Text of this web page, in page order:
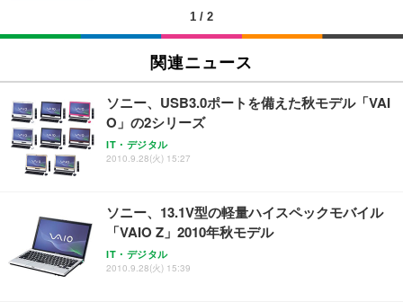
SIHOO B100 オフィスチェア／デスクチェア メッシ
ュチェア 人間工学 疲れない ブラック
￥27,999
ワーク チェア 強化バックレスト 30度ロッキング機
能 人間工学 椅子 腰サポート 90度跳ね上げ式アーム
務用 おしゃれ パソコンチェア (ブラック)
Sezlife オフィスチェア デスクチェア 疲れない テレ
ワーク チェア 強化バックレスト 30度ロッキング機
能 人間工学 椅子 腰サポート 90度跳ね上げ式アーム
EIZO ビジネス向けプレミアムモニター | FlexScan
￥109,572
【純正品】27"ゲーミングモニター DualSense 充電
フック付き（CFI-ZDM1J）
【整備済み品】Dell E2724HS 27インチ 液晶モニタ
ー フルHD（1920×1080）VA 非光沢 HDMI/DisplayP
ort/VGA スピーカー内蔵 高さ調整 スイベル VESA対
Amazonベーシック ペットシーツ 厚型 ワイド 42枚
x2袋(84枚) ホワイト(吸収面:ライトブルー)
￥3,234
ネオ・ルーライフ ネオ・オムツ L 中型犬用 26枚入
り 単品
Smart Basic(スマートベーシック) 【Amazon.co.jp
限定】 Smart Basic アイリスオーヤマ ペットシーツ
超厚型 お徳用 ワイド 100枚入 (x 1) (ケース販売)
1 / 2
関連ニュース
ソニー、USB3.0ポートを備えた秋モデル「VAI
O」の2シリーズ
IT・デジタル
2010.9.28(火) 15:27
ソニー、13.1V型の軽量ハイスペックモバイル
「VAIO Z」2010年秋モデル
IT・デジタル
2010.9.28(火) 15:39